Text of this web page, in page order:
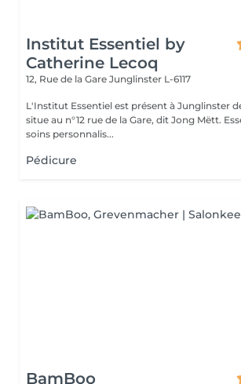
Institut Essentiel by
Catherine Lecoq
12, Rue de la Gare Junglinster L-6117
L'Institut Essentiel est présent à Junglinster
situe au n°12 rue de la Gare, dit Jong Mëtt. Essentiel propose des
soins personnalis...
Pédicure
BamBoo